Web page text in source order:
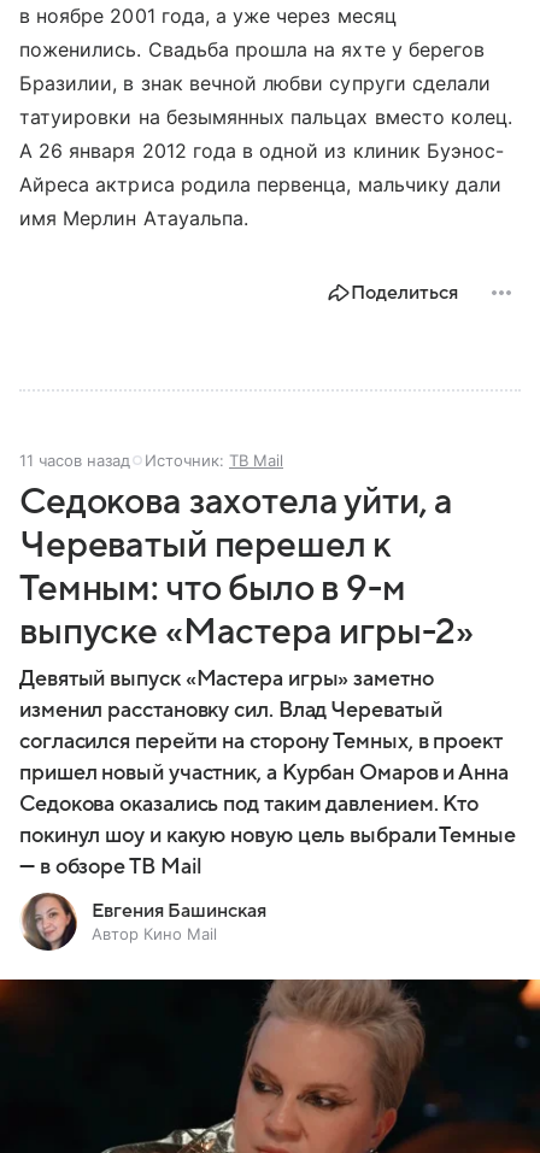
в ноябре 2001 года, а уже через месяц
поженились. Свадьба прошла на яхте у берегов
Бразилии, в знак вечной любви супруги сделали
татуировки на безымянных пальцах вместо колец.
А 26 января 2012 года в одной из клиник Буэнос-
Айреса актриса родила первенца, мальчику дали
имя Мерлин Атауальпа.
Поделиться
11 часов назад Источник: ТВ Mail
Седокова захотела уйти, а
Череватый перешел к
Темным: что было в 9-м
выпуске «Мастера игры-2»
Девятый выпуск «Мастера игры» заметно
изменил расстановку сил. Влад Череватый
согласился перейти на сторону Темных, в проект
пришел новый участник, а Курбан Омаров и Анна
Седокова оказались под таким давлением. Кто
покинул шоу и какую новую цель выбрали Темные
— в обзоре ТВ Mail
Евгения Башинская
Автор Кино Mail